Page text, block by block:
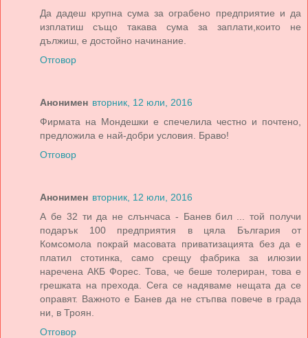
Да дадеш крупна сума за ограбено предприятие и да
изплатиш също такава сума за заплати,които не
дължиш, е достойно начинание.
Отговор
Анонимен вторник, 12 юли, 2016
Фирмата на Мондешки е спечелила честно и почтено,
предложила е най-добри условия. Браво!
Отговор
Анонимен вторник, 12 юли, 2016
А бе 32 ти да не слънчаса - Банев бил ... той получи
подарък 100 предприятия в цяла България от
Комсомола покрай масовата приватизацията без да е
платил стотинка, само срещу фабрика за илюзии
наречена АКБ Форес. Това, че беше толериран, това е
грешката на прехода. Сега се надяваме нещата да се
оправят. Важното е Банев да не стъпва повече в града
ни, в Троян.
Отговор